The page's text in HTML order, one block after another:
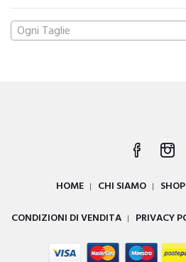
Ogni Taglie
HOME CHI SIAMO SHOP
CONDIZIONI DI VENDITA
PRIVACY